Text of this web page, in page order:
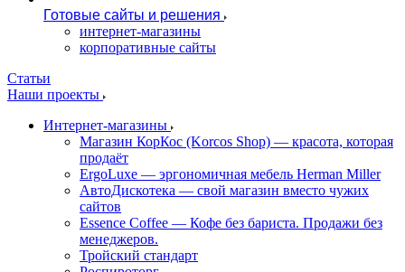
Готовые сайты и решения
интернет-магазины
корпоративные сайты
Статьи
Наши проекты
Интернет-магазины
Магазин КорКос (Korcos Shop) — красота, которая
продаёт
ErgoLuxe — эргономичная мебель Herman Miller
АвтоДискотека — свой магазин вместо чужих
сайтов
Essence Coffee — Кофе без бариста. Продажи без
менеджеров.
Тройский стандарт